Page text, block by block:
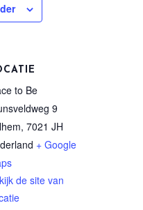
to Be
9
, 7021 JH
+ Google
de site van